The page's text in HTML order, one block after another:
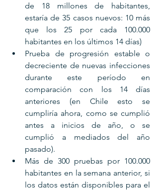
de 18 millones de habitantes,
estaría de 35 casos nuevos: 10 más
que los 25 por cada 100.000
habitantes en los últimos 14 días)
Prueba de progresión estable o
decreciente de nuevas infecciones
durante este período en
comparación con los 14 días
anteriores (en Chile esto se
cumpliría ahora, como se cumplió
antes a inicios de año, o se
cumplió a mediados del año
pasado).
Más de 300 pruebas por 100.000
habitantes en la semana anterior, si
los datos están disponibles para el